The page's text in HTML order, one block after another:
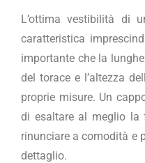
L’ottima vestibilità di
caratteristica
importante che la
del torace e l’altezza
proprie misure. Un
di esaltare al meglio la
rinunciare a comodità e
dettaglio.